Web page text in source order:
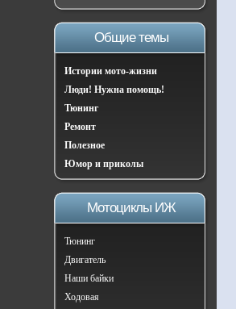
Общие темы
Истории мото-жизни
Люди! Нужна помощь!
Тюнинг
Ремонт
Полезное
Юмор и приколы
Мотоциклы ИЖ
Тюнинг
Двигатель
Наши байки
Ходовая